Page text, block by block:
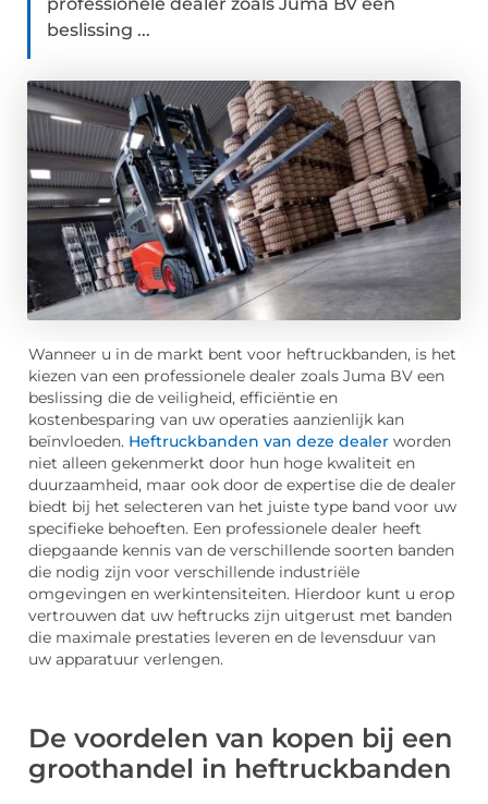
beslissing ...
Wanneer u in de markt bent voor heftruckbanden, is het
kiezen van een professionele dealer zoals Juma BV een
beslissing die de veiligheid, efficiëntie en
kostenbesparing van uw operaties aanzienlijk kan
beïnvloeden. Heftruckbanden van deze dealer worden
niet alleen gekenmerkt door hun hoge kwaliteit en
duurzaamheid, maar ook door de expertise die de dealer
biedt bij het selecteren van het juiste type band voor uw
specifieke behoeften. Een professionele dealer heeft
diepgaande kennis van de verschillende soorten banden
die nodig zijn voor verschillende industriële
omgevingen en werkintensiteiten. Hierdoor kunt u erop
vertrouwen dat uw heftrucks zijn uitgerust met banden
die maximale prestaties leveren en de levensduur van
uw apparatuur verlengen.
De voordelen van kopen bij een
groothandel in heftruckbanden